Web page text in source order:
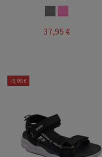
37,95 €
-5,95 €